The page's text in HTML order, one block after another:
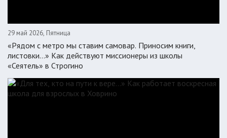
29 май 2026, Пятница
«Рядом с метро мы ставим самовар. Приносим книги,
листовки…» Как действуют миссионеры из школы
«Сеятель» в Строгино